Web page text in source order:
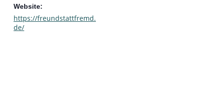
Website:
https://freundstattfremd.
de/